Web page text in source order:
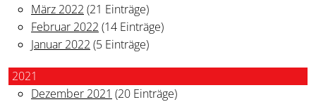
März 2022 (21 Einträge)
Februar 2022 (14 Einträge)
Januar 2022 (5 Einträge)
2021
Dezember 2021 (20 Einträge)